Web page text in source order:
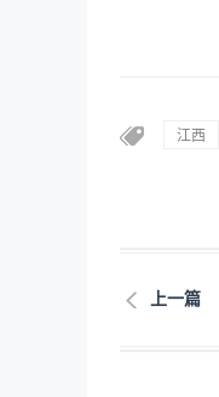
江西
上一篇